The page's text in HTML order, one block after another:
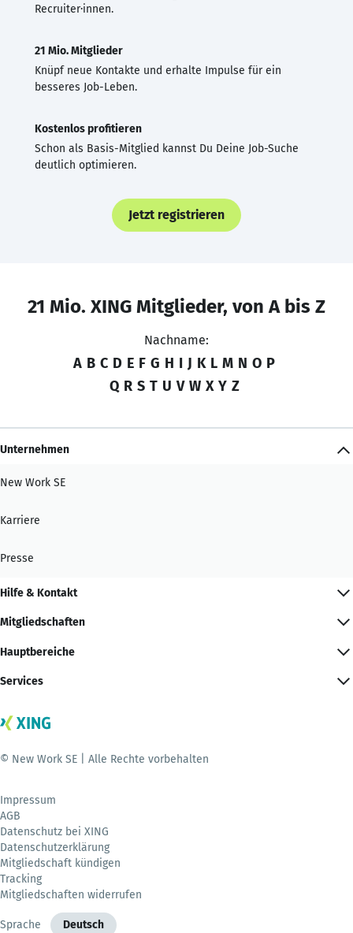
Recruiter·innen.
21 Mio. Mitglieder
Knüpf neue Kontakte und erhalte Impulse für ein
besseres Job-Leben.
Kostenlos profitieren
Schon als Basis-Mitglied kannst Du Deine Job-Suche
deutlich optimieren.
Jetzt registrieren
21 Mio. XING Mitglieder, von A bis Z
Nachname:
A B C D E F G H I J K L M N O P
Q R S T U V W X Y Z
Unternehmen
New Work SE
Karriere
Presse
Hilfe & Kontakt
Mitgliedschaften
Hauptbereiche
Services
© New Work SE | Alle Rechte vorbehalten
Impressum
AGB
Datenschutz bei XING
Datenschutzerklärung
Mitgliedschaft kündigen
Tracking
Mitgliedschaften widerrufen
Sprache Deutsch